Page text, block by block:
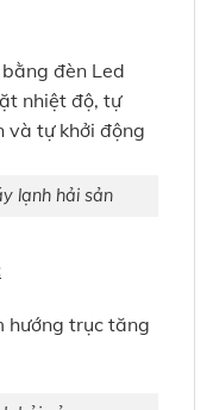
đèn Led
nhiệt độ, tự
và tự khởi động
lạnh hải sản
hướng trục tăng